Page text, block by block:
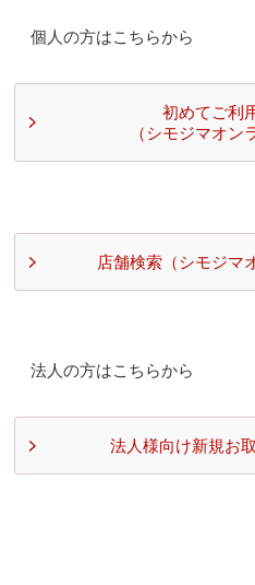
個人の方はこちらから
初めてご利
（シモジマオン
店舗検索（シモジマ
法人の方はこちらから
法人様向け新規お